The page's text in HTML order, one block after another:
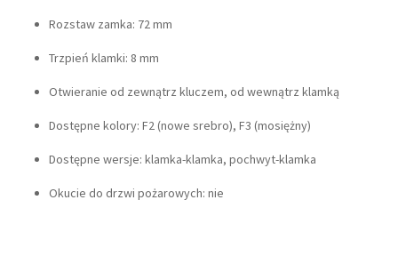
Rozstaw zamka: 72 mm
Trzpień klamki: 8 mm
Otwieranie od zewnątrz kluczem, od wewnątrz klamką
Dostępne kolory: F2 (nowe srebro), F3 (mosiężny)
Dostępne wersje: klamka-klamka, pochwyt-klamka
Okucie do drzwi pożarowych: nie